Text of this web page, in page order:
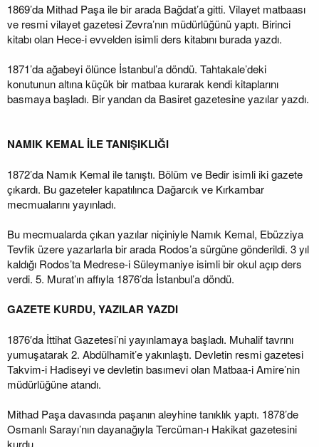
1869’da Mithad Paşa ile bir arada Bağdat’a gitti. Vilayet matbaası
ve resmi vilayet gazetesi Zevra’nın müdürlüğünü yaptı. Birinci
kitabı olan Hece-i evvelden isimli ders kitabını burada yazdı.
1871’da ağabeyi ölünce İstanbul’a döndü. Tahtakale’deki
konutunun altına küçük bir matbaa kurarak kendi kitaplarını
basmaya başladı. Bir yandan da Basiret gazetesine yazılar yazdı.
NAMIK KEMAL İLE TANIŞIKLIĞI
1872’da Namık Kemal ile tanıştı. Bölüm ve Bedir isimli iki gazete
çıkardı. Bu gazeteler kapatılınca Dağarcık ve Kırkambar
mecmualarını yayınladı.
Bu mecmualarda çıkan yazılar niçiniyle Namık Kemal, Ebüzziya
Tevfik üzere yazarlarla bir arada Rodos’a sürgüne gönderildi. 3 yıl
kaldığı Rodos’ta Medrese-i Süleymaniye isimli bir okul açıp ders
verdi. 5. Murat’ın affıyla 1876’da İstanbul’a döndü.
GAZETE KURDU, YAZILAR YAZDI
1876′da İttihat Gazetesi’ni yayınlamaya başladı. Muhalif tavrını
yumuşatarak 2. Abdülhamit’e yakınlaştı. Devletin resmi gazetesi
Takvim-i Hadiseyi ve devletin basımevi olan Matbaa-i Amire’nin
müdürlüğüne atandı.
Mithad Paşa davasında paşanın aleyhine tanıklık yaptı. 1878’de
Osmanlı Sarayı’nın dayanağıyla Tercüman-ı Hakikat gazetesini
kurdu.